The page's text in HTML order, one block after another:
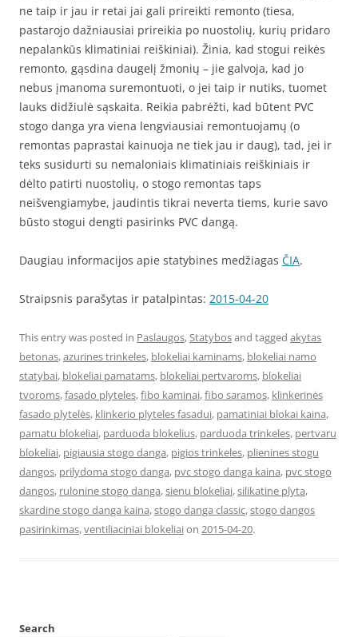
ne taip ir jau ir retai jai gali prireikti remonto (tiesa,
pastarojo dažniausiai prireikia po nuostolių, kurių pridaro
nepalankūs klimatiniai reiškiniai). Žinia, kad stogui reikės
remonto, gąsdina daugelį žmonių – jie galvoja, kad jo
nebus įmanoma suremontuoti, o jei taip ir nutiks, tuomet
lauks didžiulė sąskaita. Reikia pabrėžti, kad būtent PVC
stogo danga yra viena lengviausiai remontuojamų (o
remontas paprastai kainuoja ne tiek jau ir daug), tad, jei ir
teks susidurti su nemaloniais klimatiniais reiškiniais ir
dėlto patirti nuostolių, o stogo remontas taps
neišvengiamybe, jaudintis tikrai neverta tiems, kurie savo
būsto stogui dengti pasirinks PVC dangą.
Daugiau informacijos apie statybines medžiagas ČIA.
Straipsnis parašytas ir patalpintas: 2015-04-20
This entry was posted in Paslaugos,Statybosand tagged akytas
betonas,azurines trinkeles, blokeliai kaminams, blokeliai namo
statybai, blokeliai pamatams, blokeliai pertvaroms, blokeliai
tvoroms,fasado plyteles,fibo kaminai,fibo saramos, klinkerinės
fasado plytelės, klinkerio plyteles fasadui, pamatiniai blokai kaina,
pamatu blokeliai, parduoda blokelius, parduoda trinkeles, pertvaru
blokeliai, pigiausia stogo danga, pigios trinkeles, plienines stogu
dangos, prilydoma stogo danga, pvc stogo danga kaina, pvc stogo
dangos, rulonine stogo danga,sienu blokeliai,silikatine plyta,
skardine stogo danga kaina,stogo danga classic,stogo dangos
pasirinkimas,ventiliaciniai blokeliaion 2015-04-20.
Search